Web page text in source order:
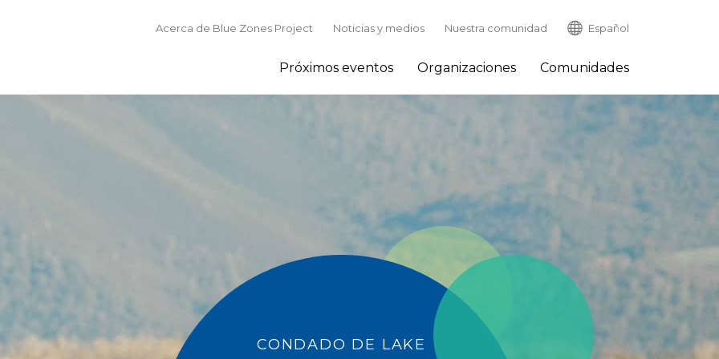
Acerca de Blue Zones Project Noticias y medios Nuestra comunidad Español
Próximos eventos Organizaciones Comunidades
CONDADO DE LAKE